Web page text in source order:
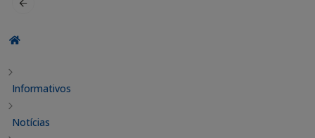
Informativos
Notícias